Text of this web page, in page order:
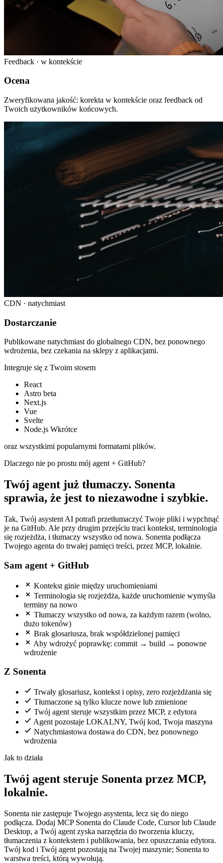
Feedback · w kontekście
Ocena
Zweryfikowana jakość: korekta w kontekście oraz feedback od
Twoich użytkowników końcowych.
CDN · natychmiast
Dostarczanie
Publikowane natychmiast do globalnego CDN, bez ponownego
wdrożenia, bez czekania na sklepy z aplikacjami.
Integruje się z Twoim stosem
React
Astro beta
Next.js
Vue
Svelte
Node.js Wkrótce
oraz wszystkimi popularnymi formatami plików.
Dlaczego nie po prostu mój agent + GitHub?
Twój agent już tłumaczy. Sonenta
sprawia, że jest to niezawodne i szybkie.
Tak, Twój asystent AI potrafi przetłumaczyć Twoje pliki i wypchnąć
je na GitHub. Ale przy drugim przejściu traci kontekst, terminologia
się rozjeżdża, i tłumaczy wszystko od nowa. Sonenta podłącza
Twojego agenta do trwałej pamięci treści, przez MCP, lokalnie.
Sam agent + GitHub
Kontekst ginie między uruchomieniami
Terminologia się rozjeżdża, każde uruchomienie wymyśla
terminy na nowo
Tłumaczy wszystko od nowa, za każdym razem (wolno,
dużo tokenów)
Brak glosariusza, brak współdzielonej pamięci
Aby wdrożyć poprawkę: commit → build → ponowne
wdrożenie
Z Sonenta
Trwały glosariusz, kontekst i opisy, zero rozjeżdżania się
Tłumaczone są tylko klucze nowe lub zmienione
Twój agent steruje wszystkim przez MCP, z edytora
Agent pozostaje LOKALNY, Twój kod, Twoja maszyna
Natychmiastowa dostawa do CDN, bez ponownego
wdrożenia
Jak to działa
Twój agent steruje Sonenta przez MCP,
lokalnie.
Sonenta nie zastępuje Twojego asystenta, lecz się do niego
podłącza. Dodaj MCP Sonenta do Claude Code, Cursor lub Claude
Desktop, a Twój agent zyska narzędzia do tworzenia kluczy,
tłumaczenia z kontekstem i publikowania, bez opuszczania edytora.
Twój kod i Twój agent pozostają na Twojej maszynie; Sonenta to
warstwa treści, którą wywołują.